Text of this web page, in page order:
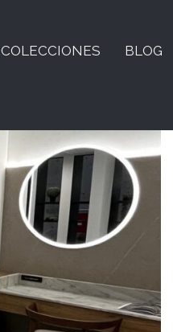
COLECCIONES BLOG